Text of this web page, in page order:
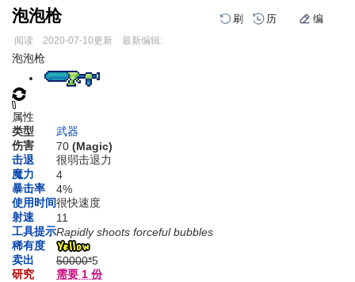
泡泡枪 刷 历 编
阅读 2020-07-10更新 最新编辑:
跳
导
航
跳
搜
索
泡泡枪
属性
类型
武器
伤害
70 (Magic)
击退
很弱击退力
魔力
4
暴击率
4%
使用时间很快速度
射速
11
工具提示Rapidly shoots forceful bubbles
稀有度
卖出
50000*5
研究
需要 1 份